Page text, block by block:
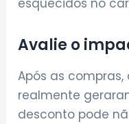
esquecidos no
Avalie o
Após as
realmente
desconto pode